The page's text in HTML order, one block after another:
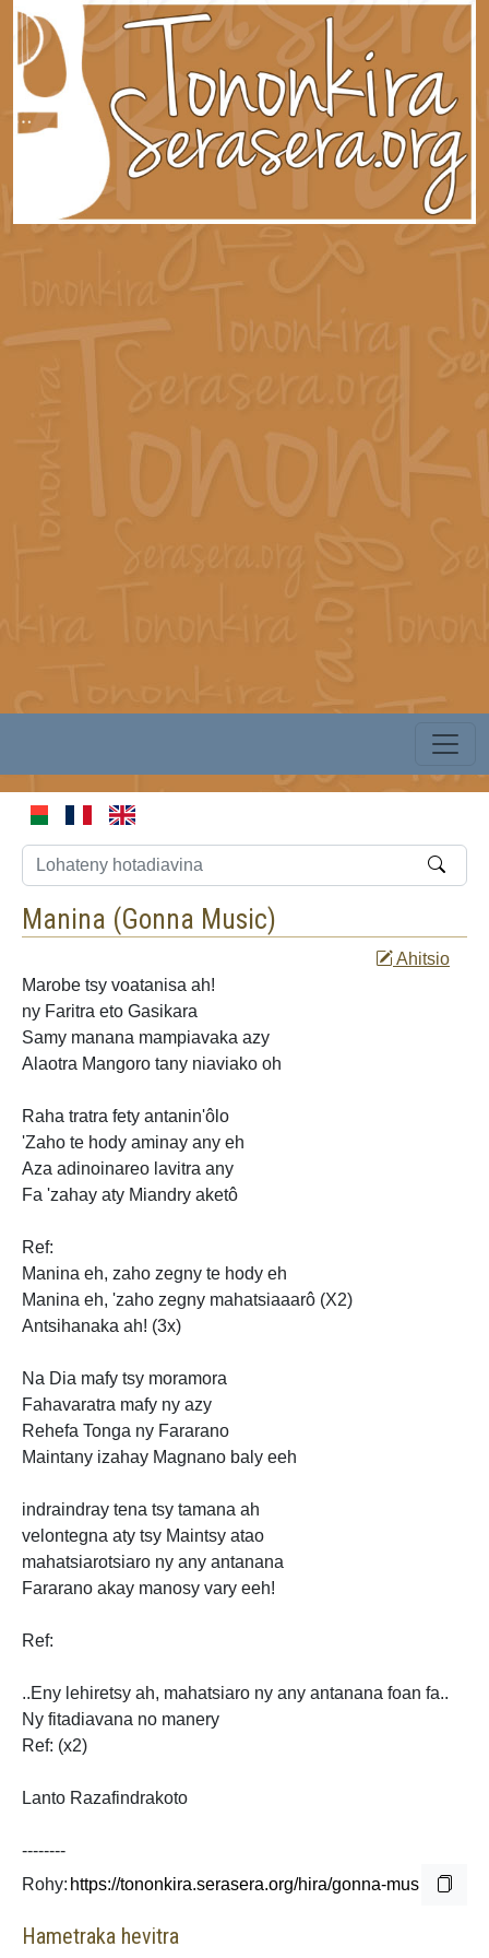
Manina (Gonna Music)
Ahitsio
Marobe tsy voatanisa ah!
ny Faritra eto Gasikara
Samy manana mampiavaka azy
Alaotra Mangoro tany niaviako oh
Raha tratra fety antanin'ôlo
'Zaho te hody aminay any eh
Aza adinoinareo lavitra any
Fa 'zahay aty Miandry aketô
Ref:
Manina eh, zaho zegny te hody eh
Manina eh, 'zaho zegny mahatsiaaarô (X2)
Antsihanaka ah! (3x)
Na Dia mafy tsy moramora
Fahavaratra mafy ny azy
Rehefa Tonga ny Fararano
Maintany izahay Magnano baly eeh
indraindray tena tsy tamana ah
velontegna aty tsy Maintsy atao
mahatsiarotsiaro ny any antanana
Fararano akay manosy vary eeh!
Ref:
..Eny lehiretsy ah, mahatsiaro ny any antanana foan fa..
Ny fitadiavana no manery
Ref: (x2)
Lanto Razafindrakoto
--------
Rohy:
Hametraka hevitra